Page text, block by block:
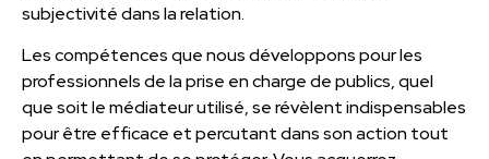
subjectivité dans la relation.
Les compétences que nous développons pour les
professionnels de la prise en charge de publics, quel
que soit le médiateur utilisé, se révèlent indispensables
pour être efficace et percutant dans son action tout